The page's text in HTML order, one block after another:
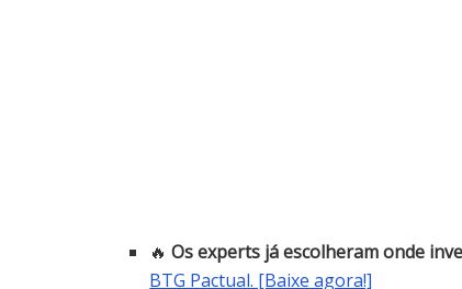
🔥Os experts já escolheram onde
BTG Pactual. [Baixe agora!]